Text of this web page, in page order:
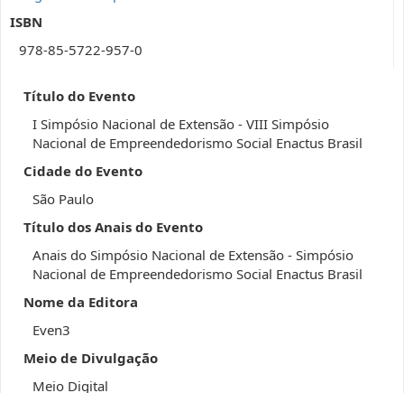
ISBN
978-85-5722-957-0
Título do Evento
I Simpósio Nacional de Extensão - VIII Simpósio
Nacional de Empreendedorismo Social Enactus Brasil
Cidade do Evento
São Paulo
Título dos Anais do Evento
Anais do Simpósio Nacional de Extensão - Simpósio
Nacional de Empreendedorismo Social Enactus Brasil
Nome da Editora
Even3
Meio de Divulgação
Meio Digital